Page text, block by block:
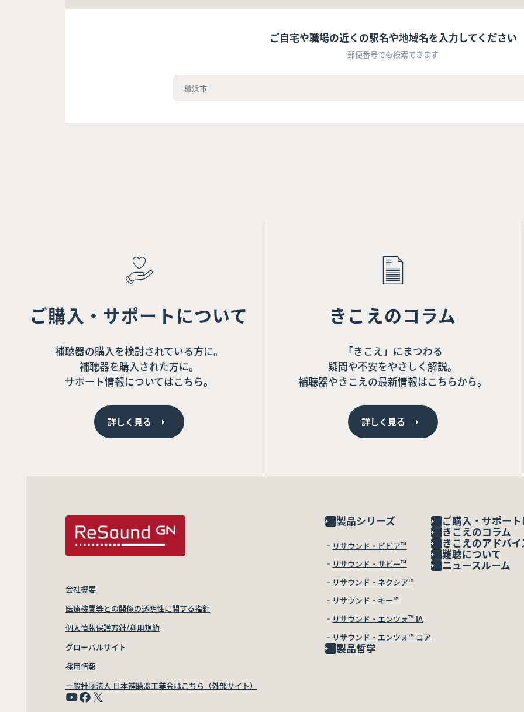
ご自宅や職場の近くの駅名や地域名を入力してください
郵便番号でも検索できます
ご購入・サポートについて
補聴器の購入を検討されている方に。
補聴器を購入された方に。
サポート情報についてはこちら。
詳しく見る
きこえのコラム
「きこえ」にまつわる
疑問や不安をやさしく解説。
補聴器やきこえの最新情報はこちらから。
詳しく見る
製品シリーズ
リサウンド・ビビア™
リサウンド・サビー™
リサウンド・ネクシア™
リサウンド・キー™
リサウンド・エンツォ™ IA
リサウンド・エンツォ™ コア
製品哲学
ご購入・サポー
きこえのコラム
きこえのアドバイ
難聴について
ニュースルーム
会社概要
医療機関等との関係の透明性に関する指針
個人情報保護方針/利用規約
グローバルサイト
採用情報
一般社団法人 日本補聴器工業会はこちら（外部サイト）